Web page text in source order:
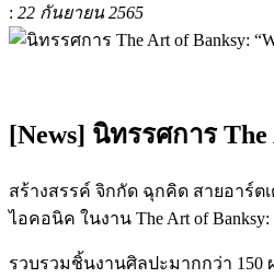
: 22 กันยายน 2565
[News] นิทรรศการ
สร้างสรรค์ จิกกัด ฉุกคิด สายอาร์ต
ไอคอนิค ในงาน The Art of
รวบรวมชิ้นงานศิลปะมากกว่า 150